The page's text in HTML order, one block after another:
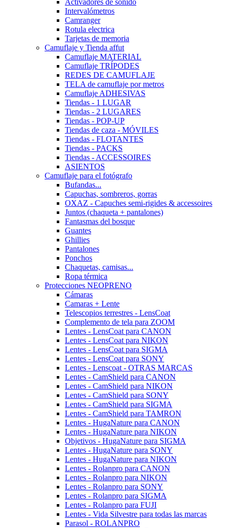
Activadores de sonido
Intervalómetros
Camranger
Rotula electrica
Tarjetas de memoria
Camuflaje y Tienda affut
Camuflaje MATERIAL
Camuflaje TRÍPODES
REDES DE CAMUFLAJE
TELA de camuflaje por metros
Camuflaje ADHESIVAS
Tiendas - 1 LUGAR
Tiendas - 2 LUGARES
Tiendas - POP-UP
Tiendas de caza - MÓVILES
Tiendas - FLOTANTES
Tiendas - PACKS
Tiendas - ACCESSOIRES
ASIENTOS
Camuflaje para el fotógrafo
Bufandas...
Capuchas, sombreros, gorras
OXAZ - Capuches semi-rigides & accessoires
Juntos (chaqueta + pantalones)
Fantasmas del bosque
Guantes
Ghillies
Pantalones
Ponchos
Chaquetas, camisas...
Ropa térmica
Protecciones NEOPRENO
Cámaras
Camaras + Lente
Telescopios terrestres - LensCoat
Complemento de tela para ZOOM
Lentes - LensCoat para CANON
Lentes - LensCoat para NIKON
Lentes - LensCoat para SIGMA
Lentes - LensCoat para SONY
Lentes - Lenscoat - OTRAS MARCAS
Lentes - CamShield para CANON
Lentes - CamShield para NIKON
Lentes - CamShield para SONY
Lentes - CamShield para SIGMA
Lentes - CamShield para TAMRON
Lentes - HugaNature para CANON
Lentes - HugaNature para NIKON
Objetivos - HugaNature para SIGMA
Lentes - HugaNature para SONY
Lentes - HugaNature para NIKON
Lentes - Rolanpro para CANON
Lentes - Rolanpro para NIKON
Lentes - Rolanpro para SONY
Lentes - Rolanpro para SIGMA
Lentes - Rolanpro para FUJI
Lentes - Vida Silvestre para todas las marcas
Parasol - ROLANPRO